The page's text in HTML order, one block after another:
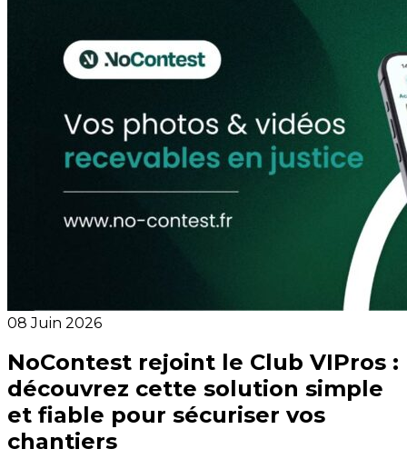
08 Juin 2026
NoContest rejoint le Club VIPros :
découvrez cette solution simple
et fiable pour sécuriser vos
chantiers